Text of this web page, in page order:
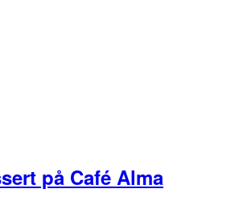
på Café Alma